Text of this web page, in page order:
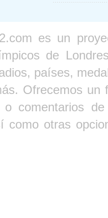
es un
de
países,
Ofrecemos un
o comentarios
como otras